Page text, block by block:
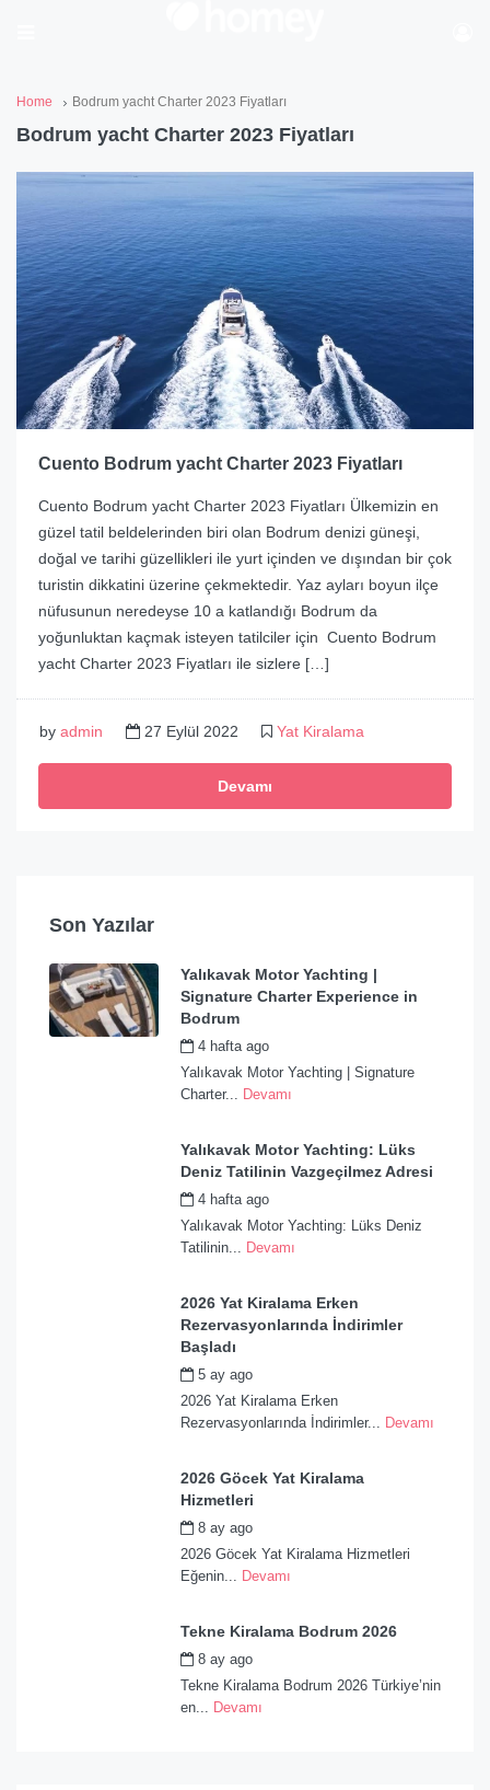
Home Bodrum yacht Charter 2023 Fiyatları
Bodrum yacht Charter 2023 Fiyatları
Cuento Bodrum yacht Charter 2023 Fiyatları
Cuento Bodrum yacht Charter 2023 Fiyatları Ülkemizin en
güzel tatil beldelerinden biri olan Bodrum denizi güneşi,
doğal ve tarihi güzellikleri ile yurt içinden ve dışından bir çok
turistin dikkatini üzerine çekmektedir. Yaz ayları boyun ilçe
nüfusunun neredeyse 10 a katlandığı Bodrum da
yoğunluktan kaçmak isteyen tatilciler için Cuento Bodrum
yacht Charter 2023 Fiyatları ile sizlere […]
by admin 27 Eylül 2022 Yat Kiralama
Devamı
Son Yazılar
Yalıkavak Motor Yachting |
Signature Charter Experience in
Bodrum
4 hafta ago
Yalıkavak Motor Yachting | Signature
Charter...
Devamı
Yalıkavak Motor Yachting: Lüks
Deniz Tatilinin Vazgeçilmez Adresi
4 hafta ago
Yalıkavak Motor Yachting: Lüks Deniz
Tatilinin...
Devamı
2026 Yat Kiralama Erken
Rezervasyonlarında İndirimler
Başladı
5 ay ago
2026 Yat Kiralama Erken
Rezervasyonlarında İndirimler...
Devamı
2026 Göcek Yat Kiralama
Hizmetleri
8 ay ago
2026 Göcek Yat Kiralama Hizmetleri
Eğenin...
Devamı
Tekne Kiralama Bodrum 2026
8 ay ago
Tekne Kiralama Bodrum 2026 Türkiye’nin
en...
Devamı